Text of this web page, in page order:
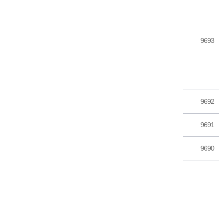
9693
9692
9691
9690